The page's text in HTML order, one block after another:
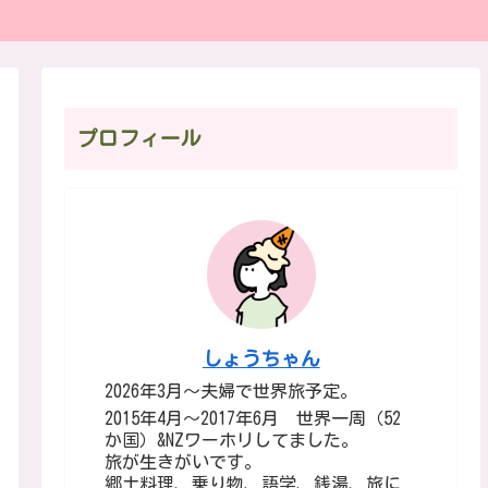
プロフィール
しょうちゃん
2026年3月～夫婦で世界旅予定。
2015年4月～2017年6月 世界一周（52
か国）&NZワーホリしてました。
旅が生きがいです。
郷土料理、乗り物、語学、銭湯、旅に